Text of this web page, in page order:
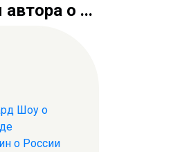
о ...
Шоу о
о России